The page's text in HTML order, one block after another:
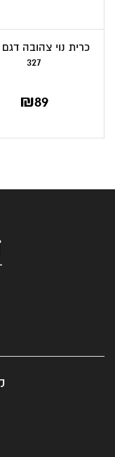
כרית נוי צהובה דגם
327
₪89